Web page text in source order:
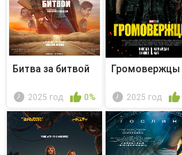
Битва за битвой
2025 год 0%
Громовержцы
2025 год